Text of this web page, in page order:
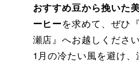
おすすめ豆から挽いた
ーヒーを求めて、ぜひ
瀬店』へお越しください
1月の冷たい風を避け